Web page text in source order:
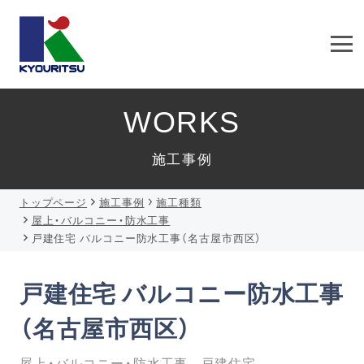
WORKS
施工事例
トップページ 施工事例
施工種類
屋上・バルコニー・防水工事
戸建住宅 バルコニー防水工事（名古屋市西区）
戸建住宅 バルコニー防水工事
（名古屋市西区）